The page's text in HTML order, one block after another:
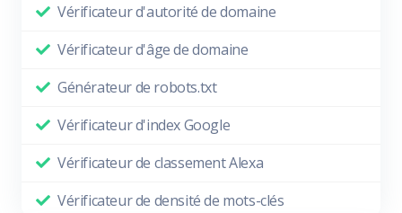
Vérificateur d'autorité de domaine
Vérificateur d'âge de domaine
Générateur de robots.txt
Vérificateur d'index Google
Vérificateur de classement Alexa
Vérificateur de densité de mots-clés